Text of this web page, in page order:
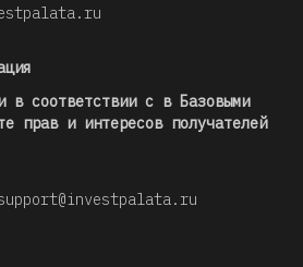
в соответствии с в Базовыми
прав и интересов получателей